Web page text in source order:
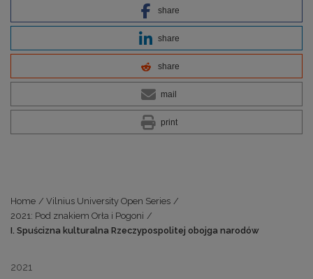
share
share
share
mail
print
Home / Vilnius University Open Series /
2021: Pod znakiem Orła i Pogoni /
I. Spuścizna kulturalna Rzeczypospolitej obojga narodów
2021